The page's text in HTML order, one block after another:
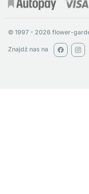
© 1997 - 2026 flower-
Znajdź nas na